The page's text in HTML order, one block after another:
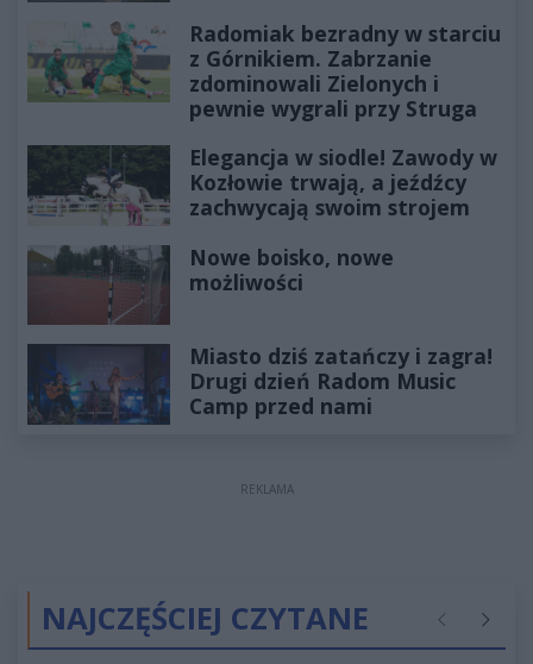
Radomiak bezradny w starciu
z Górnikiem. Zabrzanie
zdominowali Zielonych i
pewnie wygrali przy Struga
Elegancja w siodle! Zawody w
Kozłowie trwają, a jeźdźcy
zachwycają swoim strojem
Nowe boisko, nowe
możliwości
Miasto dziś zatańczy i zagra!
Drugi dzień Radom Music
Camp przed nami
REKLAMA
NAJCZĘŚCIEJ CZYTANE Poprzednie